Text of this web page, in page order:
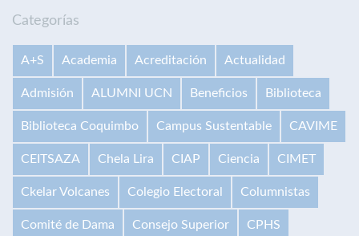
Categorías
A+S Academia Acreditación Actualidad
Admisión ALUMNI UCN Beneficios Biblioteca
Biblioteca Coquimbo Campus Sustentable CAVIME
CEITSAZA Chela Lira CIAP Ciencia CIMET
Ckelar Volcanes Colegio Electoral Columnistas
Comité de Dama Consejo Superior CPHS